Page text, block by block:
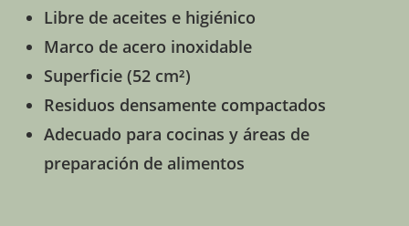
Libre de aceites e higiénico
Marco de acero inoxidable
Superficie (52 cm²)
Residuos densamente compactados
Adecuado para cocinas y áreas de
preparación de alimentos